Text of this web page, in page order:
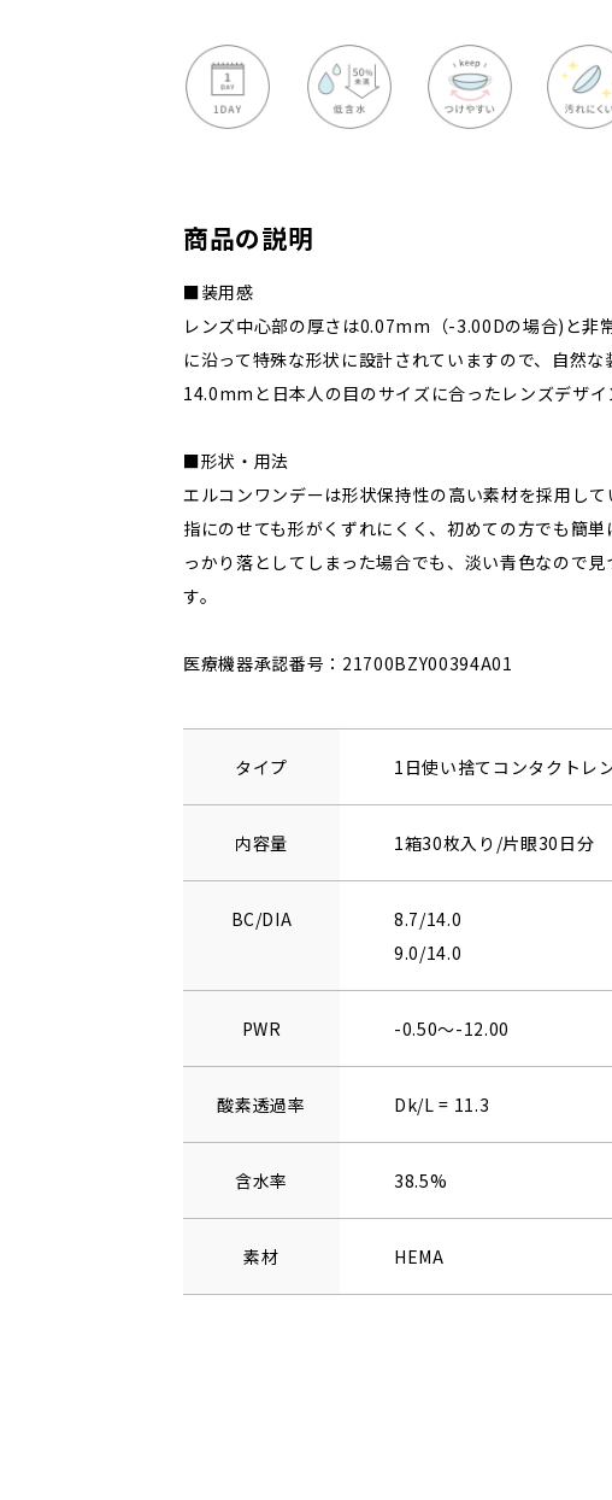
商品の説明
■装用感
レンズ中心部の厚さは0.07mm（-3.00Dの場合)と非
に沿って特殊な形状に設計されていますので、自然な
14.0mmと日本人の目のサイズに合ったレンズデザイ
■形状・用法
エルコンワンデーは形状保持性の高い素材を採用し
指にのせても形がくずれにくく、初めての方でも簡単
っかり落としてしまった場合でも、淡い青色なので見
す。
医療機器承認番号：21700BZY00394A01
タイプ 1日使い捨てコンタクトレ
内容量 1箱30枚入り/片眼30日分
BC/DIA
8.7/14.0
9.0/14.0
PWR -0.50～-12.00
酸素透過率 Dk/L = 11.3
含水率 38.5%
素材 HEMA